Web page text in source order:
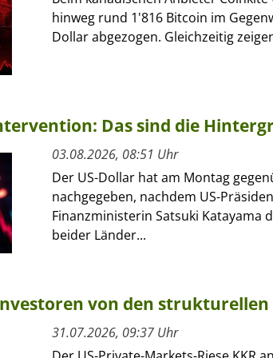
hinweg rund 1'816 Bitcoin im
Dollar abgezogen. Gleichzeitig
Das sind die
03.08.2026, 08:51 Uhr
Der US-Dollar hat am Montag
nachgegeben, nachdem US-
Finanzministerin Satsuki Katayama
beider Länder...
von den
31.07.2026, 09:37 Uhr